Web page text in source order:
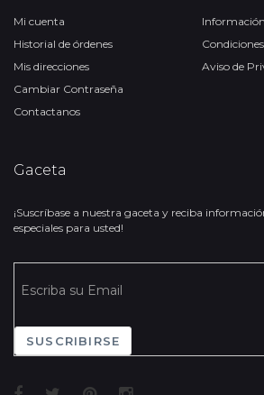
Mi cuenta
Historial de órdenes
Mis direcciones
Cambiar Contraseña
Contactanos
Aviso de
Gaceta
¡Suscríbase a nuestra gaceta y reciba
especiales para usted!
SUSCRIBIRSE